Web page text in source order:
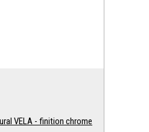
VELA - finition chrome